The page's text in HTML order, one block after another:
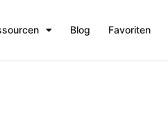
Blog Favoriten